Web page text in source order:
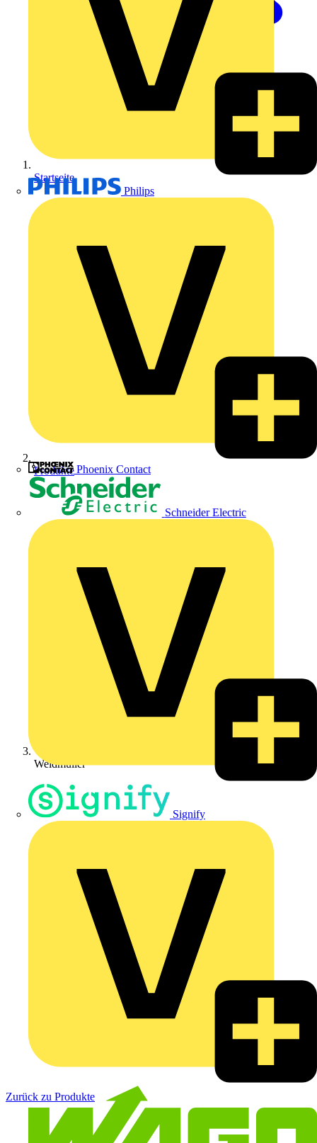
Philips
Phoenix Contact
Schneider Electric
Signify
Startseite
Produkte
Weidmüller
Zurück zu Produkte